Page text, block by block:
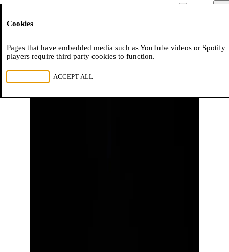
Cookies
Pages that have embedded media such as YouTube videos or Spotify
players require third party cookies to function.
ACCEPT ALL